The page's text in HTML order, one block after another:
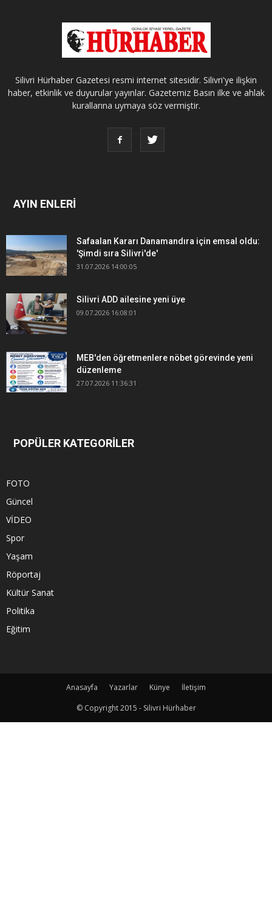
Silivri Hürhaber Gazetesi resmi internet sitesidir. Silivri'ye ilişkin
haber, etkinlik ve duyurular yayınlar. Gazetemiz Basın ilke ve ahlak
kurallarına uymaya söz vermiştir.
AYIN ENLERİ
Safaalan Kararı Danamandıra için emsal oldu:
'Şimdi sıra Silivri'de'
31.07.2026 14:00:05
Silivri ADD ailesine yeni üye
09.07.2026 16:08:01
MEB'den öğretmenlere nöbet görevinde yeni
düzenleme
27.07.2026 11:36:31
POPÜLER KATEGORİLER
FOTO
Güncel
VİDEO
Spor
Yaşam
Röportaj
Kültür Sanat
Politika
Eğitim
Anasayfa Yazarlar Künye
İletişim
© Copyright 2015 - Silivri Hürhaber